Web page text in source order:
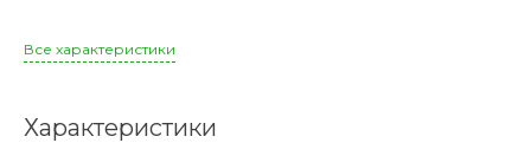
Все характеристики
Характеристики